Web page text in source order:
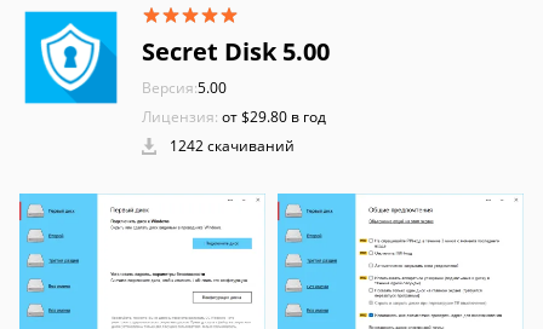
Secret Disk 5.00
Версия:5.00
Лицензия: от $29.80 в год
1242 скачиваний